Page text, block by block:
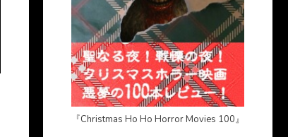
『Christmas Ho Ho Horror Movies 100』